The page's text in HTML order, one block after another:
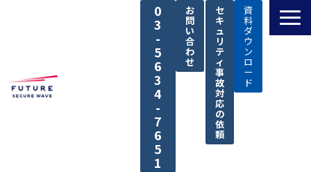
0
3
-
5
6
3
4
-
7
6
5
1
お
問
い
合
わ
せ
セ
キ
ュ
リ
テ
ィ
事
故
対
応
の
依
頼
資
料
ダ
ウ
ン
ロ
ー
ド